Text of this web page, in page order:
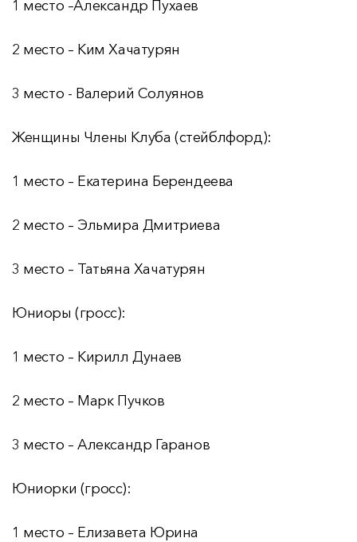
1 место –Александр Пухаев
2 место – Ким Хачатурян
3 место - Валерий Солуянов
Женщины Члены Клуба (стейблфорд):
1 место – Екатерина Берендеева
2 место – Эльмира Дмитриева
3 место – Татьяна Хачатурян
Юниоры (гросс):
1 место – Кирилл Дунаев
2 место – Марк Пучков
3 место – Александр Гаранов
Юниорки (гросс):
1 место – Елизавета Юрина